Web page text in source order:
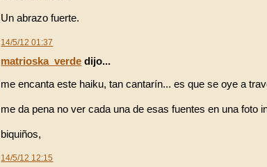
Un abrazo fuerte.
14/5/12 01:37
matrioska_verde dijo...
me encanta este haiku, tan cantarín... es que se oye a
me da pena no ver cada una de esas fuentes en una foto
biquiños,
14/5/12 12:15